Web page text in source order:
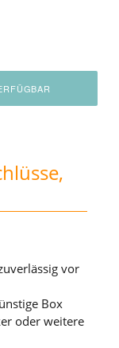
vor
Box
oder weitere